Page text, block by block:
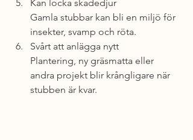
Kan locka skadedjur
Gamla stubbar kan bli en miljö för
insekter, svamp och röta.
Svårt att anlägga nytt
Plantering, ny gräsmatta eller
andra projekt blir krångligare när
stubben är kvar.